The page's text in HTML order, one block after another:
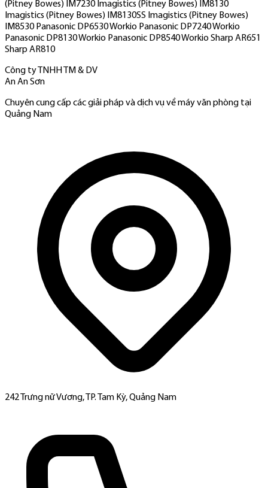
(Pitney Bowes) IM7230 Imagistics (Pitney Bowes) IM8130
Imagistics (Pitney Bowes) IM8130SS Imagistics (Pitney Bowes)
IM8530 Panasonic DP6530 Workio Panasonic DP7240 Workio
Panasonic DP8130 Workio Panasonic DP8540 Workio Sharp AR651
Sharp AR810
Công ty TNHH TM & DV
An An Sơn
Chuyên cung cấp các giải pháp và dịch vụ về máy văn phòng tại
Quảng Nam
242 Trưng nữ Vương, TP. Tam Kỳ, Quảng Nam